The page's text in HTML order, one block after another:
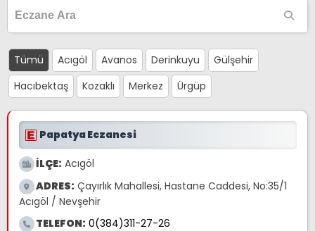
Tümü Acıgöl Avanos Derinkuyu
Gülşehir
Hacıbektaş
Kozaklı Merkez Ürgüp
Papatya Eczanesi
İLÇE: Acıgöl
ADRES: Çayırlık Mahallesi, Hastane Caddesi, No:35/1
Acıgöl / Nevşehir
TELEFON: 0(384)311-27-26